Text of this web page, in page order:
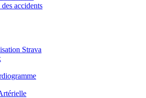
accidents
Strava